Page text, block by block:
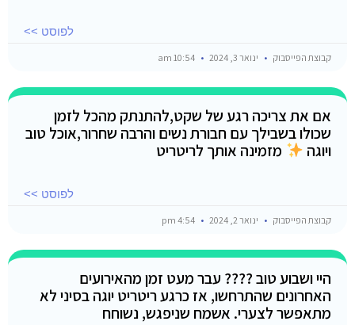
לפוסט >>
קבוצת הפייסבוק ינואר 3, 2024
אם את צריכה רגע של שקט,להתנתק מהכל לזמן
שכולו בשבילך עם חבורת נשים והרבה שחרור,אוכל טוב
ויוגה
מזמינה אותך לריטריט
לפוסט >>
קבוצת הפייסבוק ינואר 2, 2024
היי ושבוע טוב ???? עבר מעט זמן מהאירועים
האחרונים שהתרחשו, אז כרגע ריטריט יוגה בסיני לא
מתאפשר לצערי. אשמח שניפגש, נשוחח